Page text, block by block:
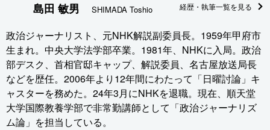
島田 敏男 SHIMADA Toshio 経歴・執筆一覧を見る
政治ジャーナリスト、元NHK解説副委員長。1959年甲府市
生まれ。中央大学法学部卒業。1981年、NHKに入局。政治
部デスク、首相官邸キャップ、解説委員、名古屋放送局長
などを歴任。2006年より12年間にわたって「日曜討論」キ
ャスターを務めた。24年3月にNHKを退職。現在、順天堂
大学国際教養学部で非常勤講師として「政治ジャーナリズ
ム論」を担当している。